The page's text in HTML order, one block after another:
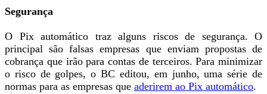
Segurança
O Pix automático traz alguns riscos de segurança. O
principal são falsas empresas que enviam propostas de
cobrança que irão para contas de terceiros. Para minimizar
o risco de golpes, o BC editou, em junho, uma série de
normas para as empresas que aderirem ao Pix automático.